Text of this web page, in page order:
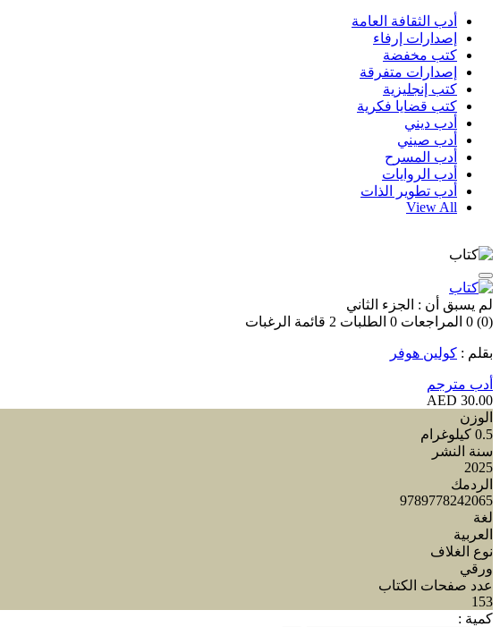
أدب الثقافة العامة
إصدارات إرفاء
كتب مخفضة
إصدارات متفرقة
كتب إنجليزية
كتب قضايا فكرية
أدب ديني
أدب صيني
أدب المسرح
أدب الروايات
أدب تطوير الذات
View All
لم يسبق أن : الجزء الثاني
(0)
0 المراجعات 0 الطلبات 2 قائمة الرغبات
بقلم : كولين هوفر
أدب مترجم
30.00 AED
الوزن
0.5 كيلوغرام
سنة النشر
2025
الردمك
9789778242065
لغة
العربية
نوع الغلاف
ورقي
عدد صفحات الكتاب
153
كمية :